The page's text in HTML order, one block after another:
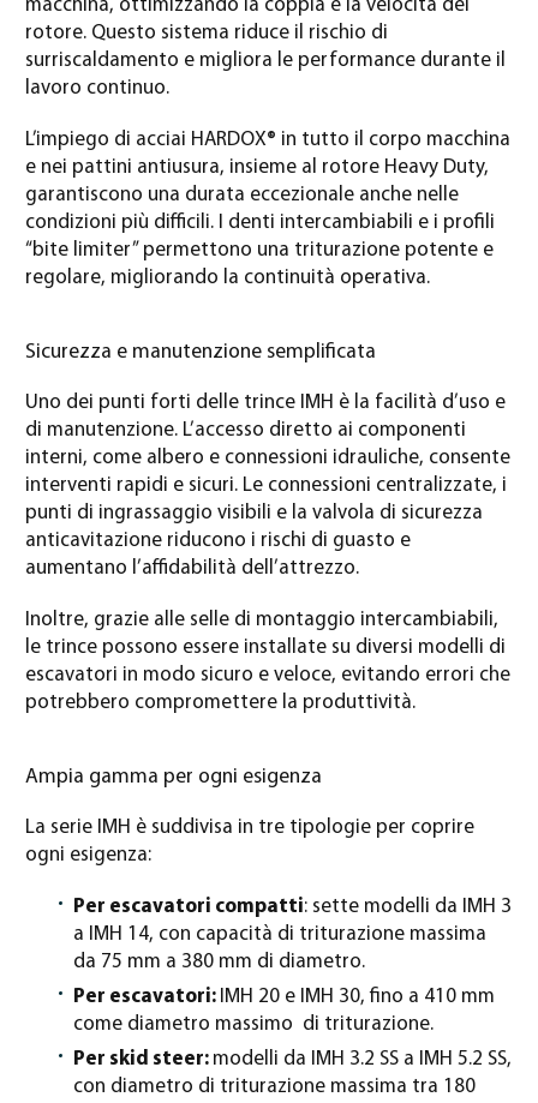
macchina, ottimizzando la coppia e la velocità del
rotore. Questo sistema riduce il rischio di
surriscaldamento e migliora le performance durante il
lavoro continuo.
L’impiego di acciai HARDOX® in tutto il corpo macchina
e nei pattini antiusura, insieme al rotore Heavy Duty,
garantiscono una durata eccezionale anche nelle
condizioni più difficili. I denti intercambiabili e i profili
“bite limiter” permettono una triturazione potente e
regolare, migliorando la continuità operativa.
Sicurezza e manutenzione semplificata
Uno dei punti forti delle trince IMH è la facilità d’uso e
di manutenzione. L’accesso diretto ai componenti
interni, come albero e connessioni idrauliche, consente
interventi rapidi e sicuri. Le connessioni centralizzate, i
punti di ingrassaggio visibili e la valvola di sicurezza
anticavitazione riducono i rischi di guasto e
aumentano l’affidabilità dell’attrezzo.
Inoltre, grazie alle selle di montaggio intercambiabili,
le trince possono essere installate su diversi modelli di
escavatori in modo sicuro e veloce, evitando errori che
potrebbero compromettere la produttività.
Ampia gamma per ogni esigenza
La serie IMH è suddivisa in tre tipologie per coprire
ogni esigenza:
Per escavatori compatti: sette modelli da IMH 3
a IMH 14, con capacità di triturazione massima
da 75 mm a 380 mm di diametro.
Per escavatori: IMH 20 e IMH 30, fino a 410 mm
come diametro massimo di triturazione.
Per skid steer: modelli da IMH 3.2 SS a IMH 5.2 SS,
con diametro di triturazione massima tra 180